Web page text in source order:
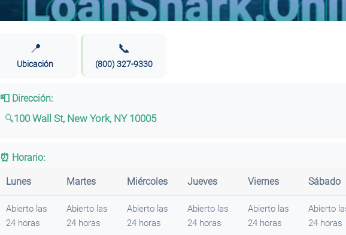
📍
Ubicación
📞
(800) 327-9330
📮 Dirección:
100 Wall St, New York, NY 10005
⏰ Horario:
Lunes Martes Miércoles Jueves Viernes Sábado
Abierto las
24 horas
Abierto las
24 horas
Abierto las
24 horas
Abierto las
24 horas
Abierto las
24 horas
Abierto
24 horas